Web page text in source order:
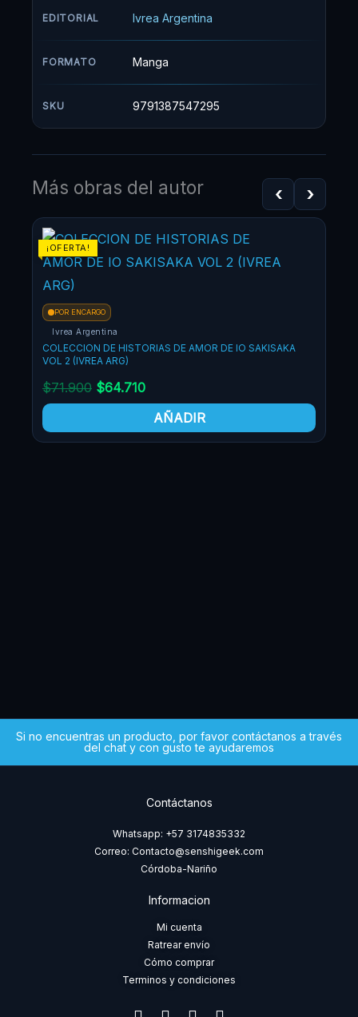
EDITORIAL Ivrea Argentina
FORMATO Manga
SKU 9791387547295
Más obras del autor ‹ ›
¡OFERTA!
POR ENCARGO
Ivrea Argentina
COLECCION DE HISTORIAS DE AMOR DE IO SAKISAKA
VOL 2 (IVREA ARG)
$71.900
$71.900.
$64.710
AÑADIR
Si no encuentras un producto, por favor contáctanos a través
del chat y con gusto te ayudaremos
Contáctanos
Whatsapp: +57 3174835332
Correo: Contacto@senshigeek.com
Córdoba-Nariño
Informacion
Mi cuenta
Ratrear envío
Cómo comprar
Terminos y condiciones
F I T W